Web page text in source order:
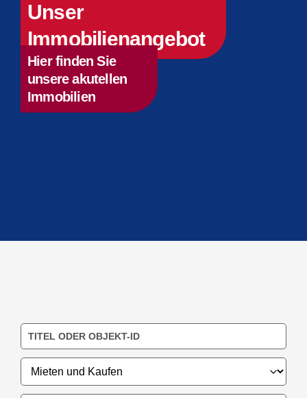
Unser
Immobilienangebot
Hier finden Sie
unsere akutellen
Immobilien